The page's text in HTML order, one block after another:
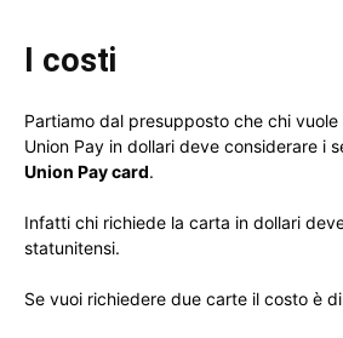
I costi
Partiamo dal presupposto che chi
Union Pay in dollari deve considerare i
Union Pay card.
Infatti chi richiede la carta in dollari
statunitensi.
Se vuoi richiedere due carte il costo è